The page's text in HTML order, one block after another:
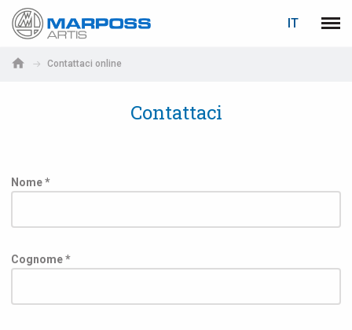
Marposs
IT
Menu
Contattaci online
Contattaci
Nome *
Cognome *
Italiano
LOGIN RECUPERA PASSWORD